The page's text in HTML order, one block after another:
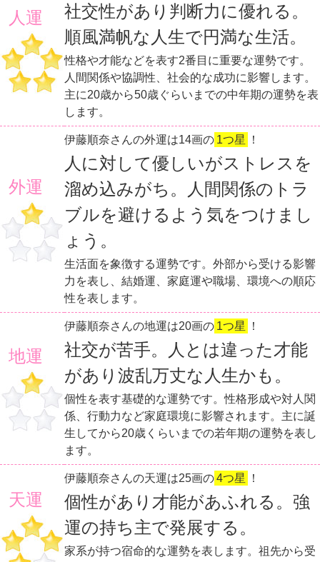
人運
社交性があり判断力に優れる。
順風満帆な人生で円満な生活。
性格や才能などを表す2番目に重要な運勢です。
人間関係や協調性、社会的な成功に影響します。
主に20歳から50歳ぐらいまでの中年期の運勢を表
します。
外運
伊藤順奈さんの外運は14画の 1つ星 ！
人に対して優しいがストレスを
溜め込みがち。人間関係のトラ
ブルを避けるよう気をつけまし
ょう。
生活面を象徴する運勢です。外部から受ける影響
力を表し、結婚運、家庭運や職場、環境への順応
性を表します。
地運
伊藤順奈さんの地運は20画の 1つ星 ！
社交が苦手。人とは違った才能
があり波乱万丈な人生かも。
個性を表す基礎的な運勢です。性格形成や対人関
係、行動力など家庭環境に影響されます。主に誕
生してから20歳くらいまでの若年期の運勢を表し
ます。
天運
伊藤順奈さんの天運は25画の4つ星 ！
個性があり才能があふれる。強
運の持ち主で発展する。
家系が持つ宿命的な運勢を表します。祖先から受